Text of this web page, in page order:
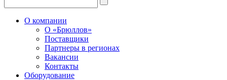
О компании
О «Брюллов»
Поставщики
Партнеры в регионах
Вакансии
Контакты
Оборудование